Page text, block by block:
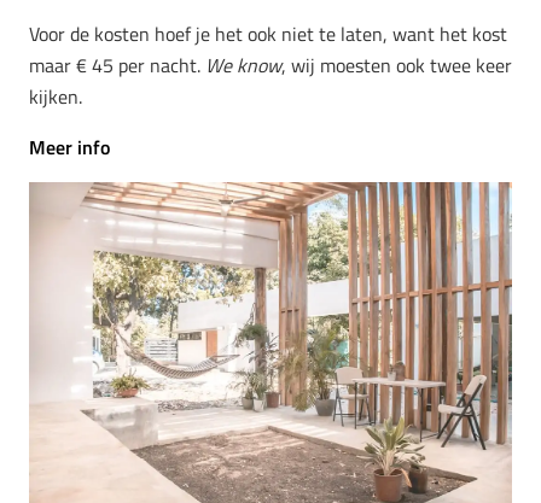
Voor de kosten hoef je het ook niet te laten, want het kost
maar € 45 per nacht. We know, wij moesten ook twee keer
kijken.
Meer info